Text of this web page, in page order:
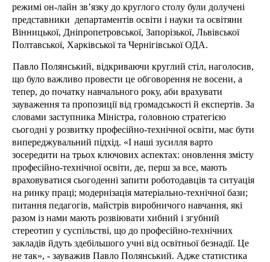
режимі он-лайн зв’язку до круглого столу були долучені
представники департаментів освіти і науки та освітяни
Вінницької, Дніпропетровської, Запорізької, Львівської
Полтавської, Харківської та Чернігівської ОДА.
Павло Полянський, відкриваючи круглий стіл, наголосив,
що було важливо провести це обговорення не восени, а
тепер, до початку навчального року, аби врахувати
зауваження та пропозиції від громадськості й експертів. За
словами заступника Міністра, головною стратегією
сьогодні у розвитку професійно-технічної освіти, має бути
випереджувальний підхід. «І наші зусилля варто
зосередити на трьох ключових аспектах: оновлення змісту
професійно-технічної освіти, де, перш за все, мають
враховуватися сьогоденні запити роботодавців та ситуація
на ринку праці; модернізація матеріально-технічної бази;
питання педагогів, майстрів виробничого навчання, які
разом із нами мають розвіювати хибний і згубний
стереотип у суспільстві, що до професійно-технічних
закладів йдуть здебільшого учні від освітньої безнадії. Це
не так», - зауважив Павло Полянський. Адже статистика